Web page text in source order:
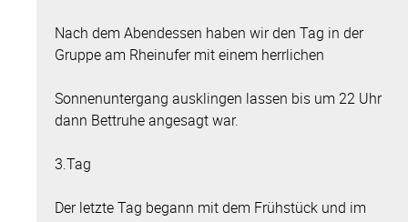
Nach dem Abendessen haben wir den Tag in der
Gruppe am Rheinufer mit einem herrlichen
Sonnenuntergang ausklingen lassen bis um 22 Uhr
dann Bettruhe angesagt war.
3.Tag
Der letzte Tag begann mit dem Frühstück und im